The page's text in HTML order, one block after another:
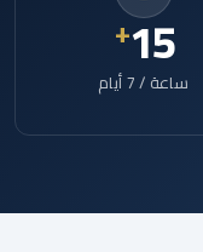
23
ساعة / 7 أيام